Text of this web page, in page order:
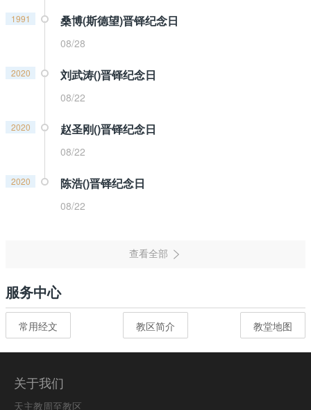
1991 桑博(斯德望)晋铎纪念日
08/28
2020 刘武涛()晋铎纪念日
08/22
2020 赵圣刚()晋铎纪念日
08/22
2020 陈浩()晋铎纪念日
08/22
服务中心
常用经文 教区简介 教堂地图
关于我们
天主教周至教区